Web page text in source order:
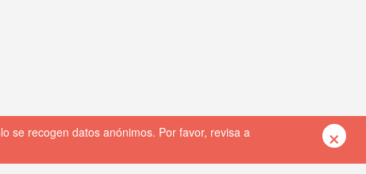
se recogen datos anónimos. Por favor, revisa a
×